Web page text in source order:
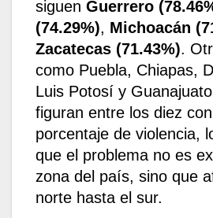
siguen Guerrero
(74.29%), Michoacán
Zacatecas (71.43%).
como Puebla, Chiapas,
Luis Potosí y
figuran entre los diez
porcentaje de violencia,
que el problema no es
zona del país, sino que
norte hasta el sur.